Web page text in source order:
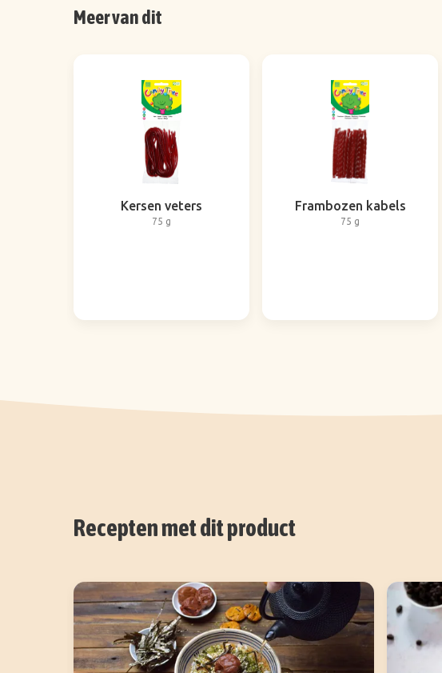
Meer van dit
Kersen veters
75 g
Frambozen kabels
75 g
Recepten met dit product